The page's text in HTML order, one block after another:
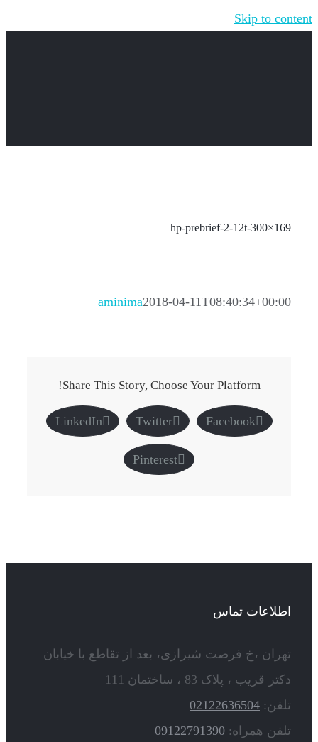
Skip to content
hp-prebrief-2-12t-300×169
aminima2018-04-11T08:40:34+00:00
Share This Story, Choose Your Platform!
Facebook
Twitter
LinkedIn
Pinterest
اطلاعات تماس
تهران ،خ فرصت شیرازی، بعد از تقاطع با خیابان
دکتر قریب ، پلاک 83 ، ساختمان 111
تلفن: 02122636504
تلفن همراه: 09122791390